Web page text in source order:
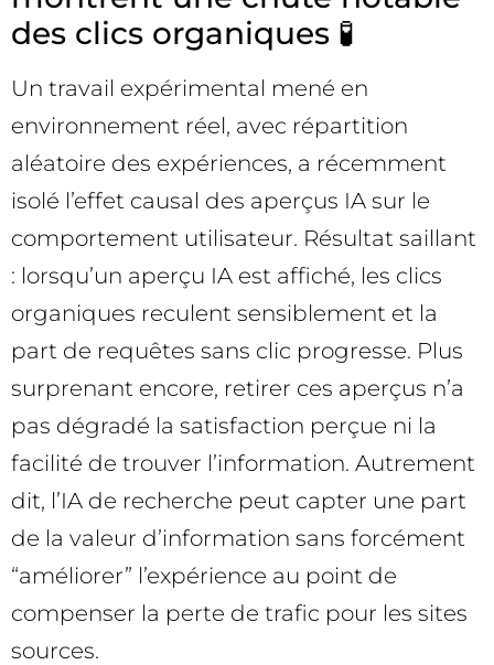
des clics organiques 🧪
Un travail expérimental mené en
environnement réel, avec répartition
aléatoire des expériences, a récemment
isolé l’effet causal des aperçus IA sur le
comportement utilisateur. Résultat saillant
: lorsqu’un aperçu IA est affiché, les clics
organiques reculent sensiblement et la
part de requêtes sans clic progresse. Plus
surprenant encore, retirer ces aperçus n’a
pas dégradé la satisfaction perçue ni la
facilité de trouver l’information. Autrement
dit, l’IA de recherche peut capter une part
de la valeur d’information sans forcément
“améliorer” l’expérience au point de
compenser la perte de trafic pour les sites
sources.